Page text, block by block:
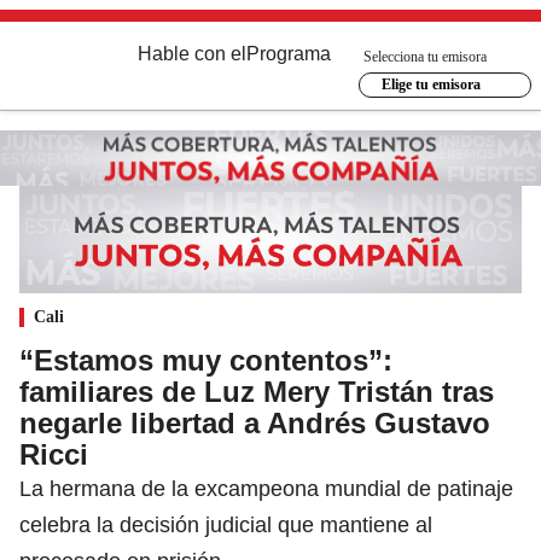
Hable con el Programa
Selecciona tu emisora
Elige tu emisora
Cali
“Estamos muy contentos”:
familiares de Luz Mery Tristán tras
negarle libertad a Andrés Gustavo
Ricci
La hermana de la excampeona mundial de patinaje
celebra la decisión judicial que mantiene al